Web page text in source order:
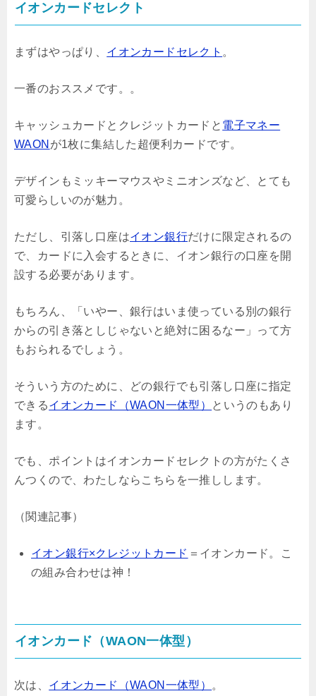
イオンカードセレクト
まずはやっぱり、 イオンカードセレクト 。
一番のおススメです。。
キャッシュカードとクレジットカードと 電子マネー
WAON が1枚に集結した超便利カードです。
デザインもミッキーマウスやミニオンズなど、とても
可愛らしいのが魅力。
ただし、引落し口座はイオン銀行だけに限定されるの
で、カードに入会するときに、イオン銀行の口座を開
設する必要があります。
もちろん、「いやー、銀行はいま使っている別の銀行
からの引き落としじゃないと絶対に困るなー」って方
もおられるでしょう。
そういう方のために、どの銀行でも引落し口座に指定
できるイオンカード（WAON一体型）
というのもあり
ます。
でも、ポイントはイオンカードセレクトの方がたくさ
んつくので、わたしならこちらを一推しします。
（関連記事）
イオン銀行×クレジットカード ＝イオンカード。こ
の組み合わせは神！
イオンカード（WAON一体型）
次は、 イオンカード（WAON一体型） 。